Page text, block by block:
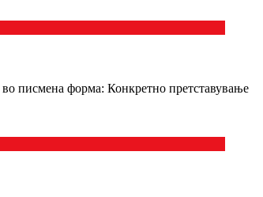
писмена форма: Конкретно претставување